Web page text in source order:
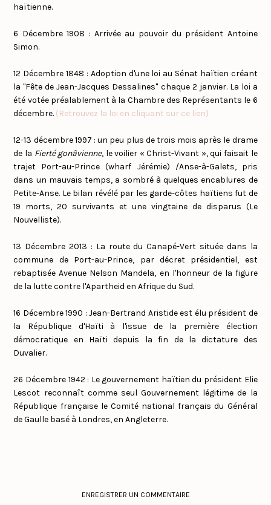
haïtienne.
6 Décembre 1908 : Arrivée au pouvoir du président Antoine
Simon.
12 Décembre 1848 : Adoption d'une loi au Sénat haïtien créant
la "Fête de Jean-Jacques Dessalines" chaque 2 janvier. La loi a
été votée préalablement à la Chambre des Représentants le 6
décembre. (Retrouvez la loi en cliquant sur ce lien)
12-13 décembre 1997 : un peu plus de trois mois après le drame
de la Fierté gonâvienne, le voilier « Christ-Vivant », qui faisait le
trajet Port-au-Prince (wharf Jérémie) /Anse-à-Galets, pris
dans un mauvais temps, a sombré à quelques encablures de
Petite-Anse. Le bilan révélé par les garde-côtes haïtiens fut de
19 morts, 20 survivants et une vingtaine de disparus (Le
Nouvelliste).
13 Décembre 2013 : La route du Canapé-Vert située dans la
commune de Port-au-Prince, par décret présidentiel, est
rebaptisée Avenue Nelson Mandela, en l'honneur de la figure
de la lutte contre l'Apartheid en Afrique du Sud.
16 Décembre 1990 : Jean-Bertrand Aristide est élu président de
la République d'Haïti à l'issue de la première élection
démocratique en Haïti depuis la fin de la dictature des
Duvalier.
26 Décembre 1942 : Le gouvernement haïtien du président Elie
Lescot reconnaît comme seul Gouvernement légitime de la
République française le Comité national français du Général
de Gaulle basé à Londres, en Angleterre.
ENREGISTRER UN COMMENTAIRE